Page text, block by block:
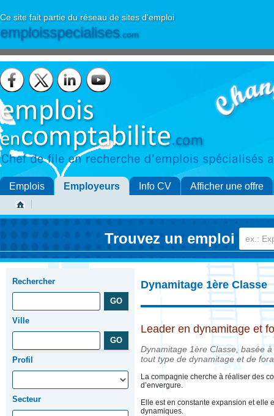
Ce site fait partie du réseau de sites d'emploi
emploisspecialises.com
Emplois Employeurs Info CV Afficher une offre
Trouvez un emploi
Rechercher
Ville
Profil
Secteur
Dynamitage 1ère Classe
Leader en dynamitage et
Dynamitage 1ère Classe, basée
tout type de dynamitage et de
La compagnie cherche à réaliser des
d’envergure.
Elle est en constante expansion et elle
dynamiques.